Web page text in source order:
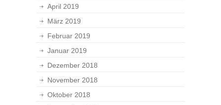
April 2019
März 2019
Februar 2019
Januar 2019
Dezember 2018
November 2018
Oktober 2018